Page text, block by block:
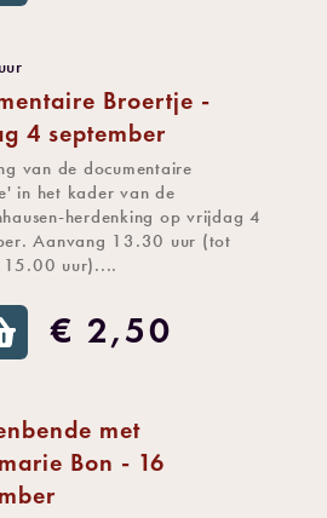
Broertje -
4 september
van de documentaire
in het kader van de
herdenking op vrijdag 4
Aanvang 13.30 uur (tot
15.00 uur)....
€ 2,50
met
Bon - 16